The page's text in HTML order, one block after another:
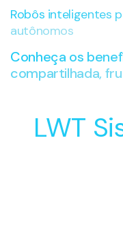
Robôs inteligentes
autônomos
Conheça os
compartilhada,
LWT